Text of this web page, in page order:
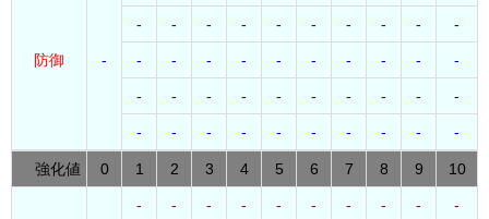
防御 -
- - - - - - - - - -
- - - - - - - - - -
- - - - - - - - - -
- - - - - - - - - -
強化値 0 1 2 3 4 5 6 7 8 9 10
- - - - - - - - - -